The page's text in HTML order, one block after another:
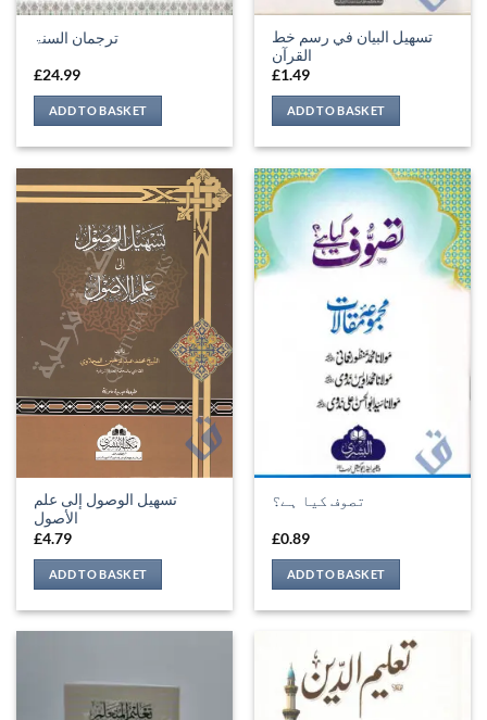
ترجمان السنۃ
£24.99
ADD TO BASKET
تسهيل البيان في رسم خط
القرآن
£1.49
ADD TO BASKET
تسهيل الوصول إلى علم
الأصول
£4.79
ADD TO BASKET
تصوف کیا ہے؟
£0.89
ADD TO BASKET